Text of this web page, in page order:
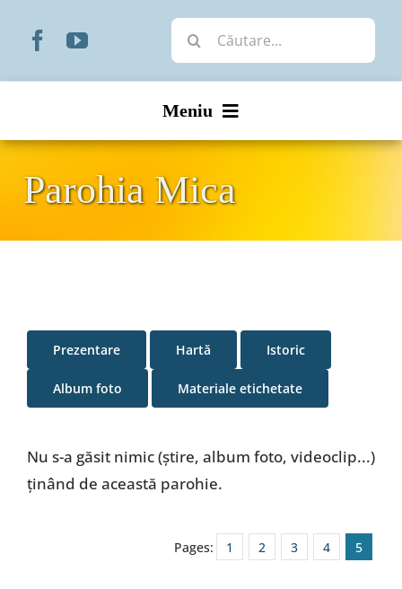
Cautare...
Meniu
Liturgic
Parohia Mica
Prezentare Hartă Istoric
Album foto Materiale etichetate
Nu s-a găsit nimic (ştire, album foto, videoclip...)
ţinând de această parohie.
Pages: 1 2 3 4 5